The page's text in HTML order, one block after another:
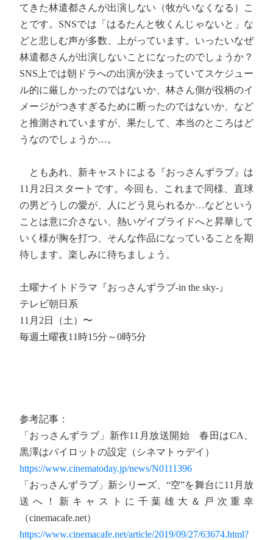
てきた林遣都さんが出演しない（牧がいなくなる）こ
とです。SNSでは「はるたんと牧くんじゃないと」な
どと悲しむ声が多数、上がっています。いったいなぜ
林遣都さんが出演しないことになったのでしょうか？
SNS上では朝ドラへの出演が決まっていてスケジュー
ル的に厳しかったのではないか、林さん側が役柄のイ
メージがつきすぎるために断ったのではないか、など
と推測されていますが、果たして、本当のところはど
うなのでしょうか…。
ともあれ、新キャストによる『おっさんずラブ』は
11月2日スタートです。今回も、これまで同様、直球
の男どうしの愛が、人にどう見られるか…などという
ことは意に介さない、熱いゲイプライドへと昇華して
いく様が胸を打つ、そんな作品になっていることを期
待します。楽しみに待ちましょう。
土曜ナイトドラマ『おっさんずラブ-in the sky-』
テレビ朝日系
11月2日（土）〜
毎週土曜夜11時15分～0時5分
参考記事：
「おっさんずラブ」新作11月放送開始 春田はCA、
黒澤はパイロットの設定（シネマトゥデイ）
https://www.cinematoday.jp/news/N0111396
「おっさんずラブ」新シリーズ、“空”を舞台に11月放
送へ！新キャストに千葉雄大＆戸次重幸
（cinemacafe.net）
https://www.cinemacafe.net/article/2019/09/27/63674.html?